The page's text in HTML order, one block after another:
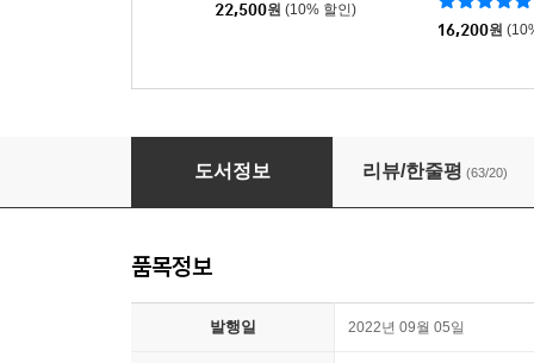
22,500원 (10% 할인)
16,200원
걱정 많은 어른들을 위한 화학 이야기
도서정보 리뷰/한줄평 (63/20)
품목정보
발행일 2022년 09월 05일